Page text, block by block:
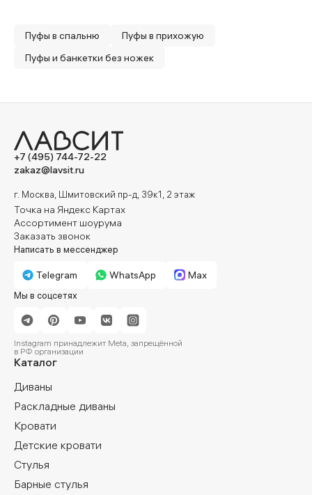
Пуфы в спальню
Пуфы в прихожую
Пуфы и банкетки без ножек
+7 (495) 744-72-22
zakaz@lavsit.ru
г. Москва, Шмитовский пр-д, 39к1, 2 этаж
Точка на Яндекс Картах
Ассортимент шоурума
Заказать звонок
Написать в мессенджер
Telegram WhatsApp Max
Мы в соцсетях
Instagram принадлежит Meta, запрещённой
в РФ организации
Каталог
Диваны
Раскладные диваны
Кровати
Детские кровати
Стулья
Барные стулья